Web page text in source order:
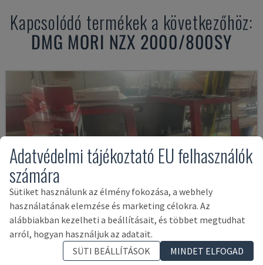
Kapcsolódó termékek a következőhöz:
DMG MORI NZX 2000/800SY
Adatvédelmi tájékoztató EU felhasználók
számára
Sütiket használunk az élmény fokozása, a webhely
használatának elemzése és marketing célokra. Az
alábbiakban kezelheti a beállításait, és többet megtudhat
arról, hogyan használjuk az adatait.
SÜTI BEÁLLÍTÁSOK
MINDET ELFOGAD